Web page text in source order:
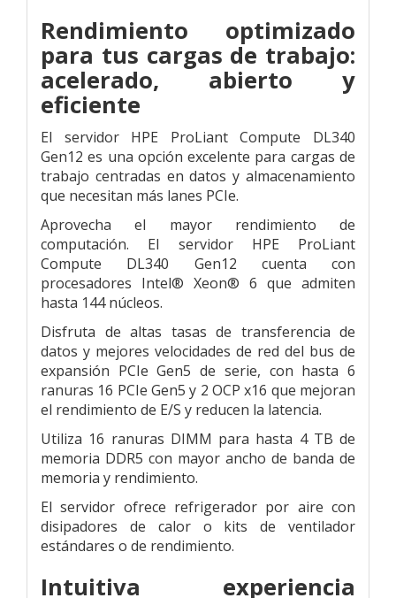
Rendimiento optimizado
para tus cargas de trabajo:
acelerado, abierto y
eficiente
El servidor HPE ProLiant Compute DL340
Gen12 es una opción excelente para cargas de
trabajo centradas en datos y almacenamiento
que necesitan más lanes PCIe.
Aprovecha el mayor rendimiento de
computación. El servidor HPE ProLiant
Compute DL340 Gen12 cuenta con
procesadores Intel® Xeon® 6 que admiten
hasta 144 núcleos.
Disfruta de altas tasas de transferencia de
datos y mejores velocidades de red del bus de
expansión PCIe Gen5 de serie, con hasta 6
ranuras 16 PCIe Gen5 y 2 OCP x16 que mejoran
el rendimiento de E/S y reducen la latencia.
Utiliza 16 ranuras DIMM para hasta 4 TB de
memoria DDR5 con mayor ancho de banda de
memoria y rendimiento.
El servidor ofrece refrigerador por aire con
disipadores de calor o kits de ventilador
estándares o de rendimiento.
Intuitiva experiencia